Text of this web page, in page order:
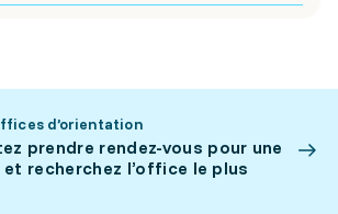
d’orientation
prendre rendez-vous pour une
recherchez l’office le plus